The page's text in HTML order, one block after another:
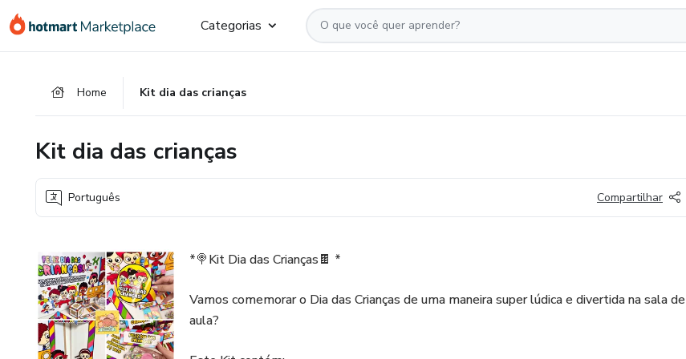
para
para
para
Categorias
Home Kit dia das crianças
Kit dia das crianças
Português Compartilhar
*🍭Kit Dia das Crianças🍫 *
Vamos comemorar o Dia das Crianças de uma maneira super lúdica e divertida na sala de
aula?